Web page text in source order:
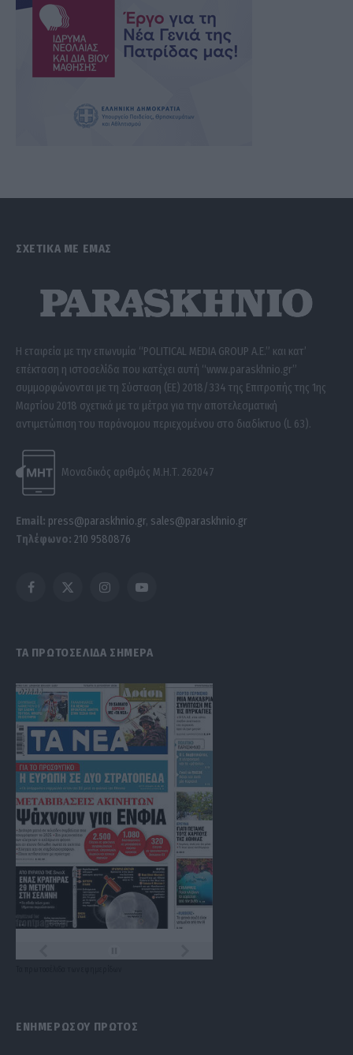
ΣΧΕΤΙΚΑ ΜΕ ΕΜΑΣ
Η εταιρεία με την επωνυμία “POLITICAL MEDIA GROUP A.E.” και κατ’
επέκταση η ιστοσελίδα που κατέχει αυτή “www.paraskhnio.gr”
συμμορφώνονται με τη Σύσταση (ΕΕ) 2018/334 της Επιτροπής της 1ης
Μαρτίου 2018 σχετικά με τα μέτρα για την αποτελεσματική
αντιμετώπιση του παράνομου περιεχομένου στο διαδίκτυο (L 63).
Μοναδικός αριθμός Μ.Η.Τ. 262047
Email: press@paraskhnio.gr, sales@paraskhnio.gr
Τηλέφωνο: 210 9580876
Facebook
X
InstagramYouTube
ΤΑ ΠΡΩΤΟΣΕΛΙΔΑ ΣΗΜΕΡΑ
ΕΝΗΜΕΡΩΣΟΥ ΠΡΩΤΟΣ